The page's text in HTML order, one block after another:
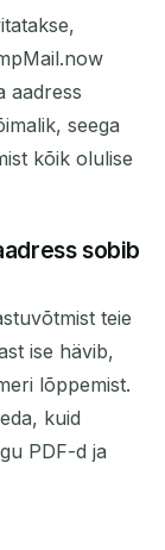
aadress
seega
kõik olulise
sobib
teie
ise hävib,
lõppemist.
kuid
PDF-d ja